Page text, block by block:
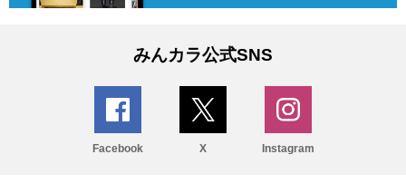
みんカラ公式SNS
Facebook X Instagram